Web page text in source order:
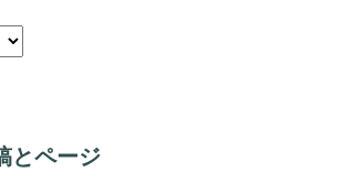
とページ